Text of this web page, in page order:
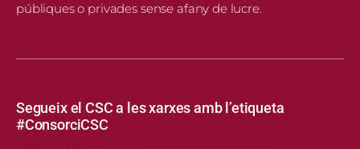
públiques o privades sense afany de lucre.
Segueix el CSC a les xarxes amb l’etiqueta
#ConsorciCSC